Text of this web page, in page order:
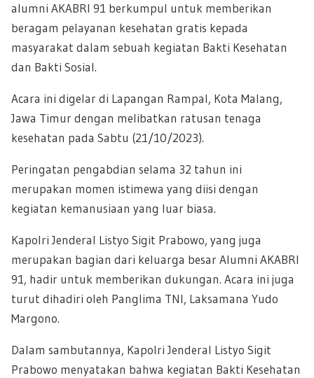
alumni AKABRI 91 berkumpul untuk memberikan
beragam pelayanan kesehatan gratis kepada
masyarakat dalam sebuah kegiatan Bakti Kesehatan
dan Bakti Sosial.
Acara ini digelar di Lapangan Rampal, Kota Malang,
Jawa Timur dengan melibatkan ratusan tenaga
kesehatan pada Sabtu (21/10/2023).
Peringatan pengabdian selama 32 tahun ini
merupakan momen istimewa yang diisi dengan
kegiatan kemanusiaan yang luar biasa.
Kapolri Jenderal Listyo Sigit Prabowo, yang juga
merupakan bagian dari keluarga besar Alumni AKABRI
91, hadir untuk memberikan dukungan. Acara ini juga
turut dihadiri oleh Panglima TNI, Laksamana Yudo
Margono.
Dalam sambutannya, Kapolri Jenderal Listyo Sigit
Prabowo menyatakan bahwa kegiatan Bakti Kesehatan